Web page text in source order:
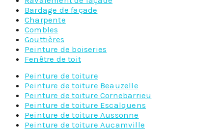
Bardage de façade
Charpente
Combles
Gouttières
Peinture de boiseries
Fenêtre de toit
Peinture de toiture
Peinture de toiture Beauzelle
Peinture de toiture Cornebarrieu
Peinture de toiture Escalquens
Peinture de toiture Aussonne
Peinture de toiture Aucamville